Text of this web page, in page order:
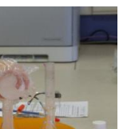
חישוביים